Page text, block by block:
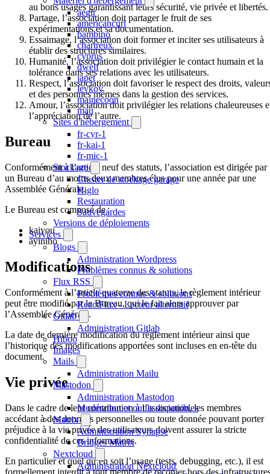
aegir
americancurl
bambino
chartreux
cyprus
dwelf
japet
levkoy
mainecoon
mau
Sites d'hébergement
fr-cyr-1
fr-kai-1
fr-mic-1
Stockage
Cluster de stockage garage
Higlo
Restauration
Sauvegardes
Versions de déploiements
Services
Blogs
Administration Wordpress
Problèmes connus & solutions
Flux RSS
Problèmes connus & solutions
ReactFlux - Lecteur alternatif
Gitlab
Administration Gitlab
Hiboo
Images
Mails
Administration Mailu
Mastodon
Administration Mastodon
Modération et outils disponibles
Matrix
Administration Synapse
Bridges Matrix
Nextcloud
Administration Nextcloud
au bons usages garantissant leurs sécurité, vie privée et libertés.
Partage, l’association doit partager le fruit de ses
expérimentations et sa documentation.
Essaimage, l’association doit former et inciter ses utilisateurs à
établir des structures similaires.
Humanité, l’association doit privilégier le contact humain et la
tolérance dans ses relations avec les utilisateurs.
Respect, l’association doit favoriser le respect des droits,
et des personnes mêmes dans la gestion des services.
Amour, l’association doit privilégier les relations chaleureuses
l’appréciation de l’autre.
Bureau
Conformément à l’article neuf des statuts, l’association est dirigée par
un Bureau d’au moins deux membres élus pour une année par une
Assemblée Générale.
Le Bureau est composé de :
kaiyou
ayiniho
Modifications
Conformément à l’article quatorze des statuts, le règlement intérieur
peut être modifié par le Bureau, qui le fait alors approuver par
l’Assemblée Générale.
La date de dernière modification du règlement intérieur ainsi que
l’historique des modifications apportées sont incluses en en-tête du
document.
Vie privée
Dans le cadre de leur contribution à l’association, les membres
accédant à des données personnelles ou toute donnée pouvant porter
préjudice à la vie privée des utilisateurs doivent assurer la stricte
confidentialité de ces informations.
En particulier et quel qu’en soit l’usage (tests, debugging, etc.), il est
formellement interdit à tout membre de recopier hors des